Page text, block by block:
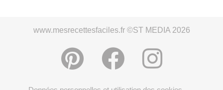
www.mesrecettesfaciles.fr ©ST MEDIA 2026